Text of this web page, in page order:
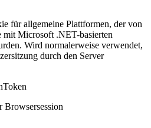
für allgemeine Plattformen, der von
mit Microsoft .NET-basierten
Wird normalerweise verwendet,
durch den Server
Browsersession